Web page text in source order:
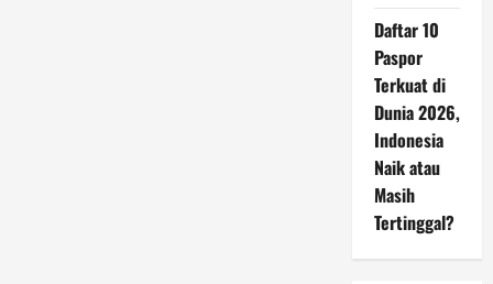
Daftar 10
Paspor
Terkuat di
Dunia 2026,
Indonesia
Naik atau
Masih
Tertinggal?